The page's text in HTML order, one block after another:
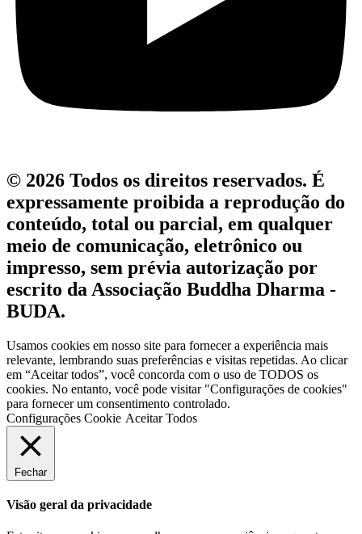
© 2026 Todos os direitos reservados. É
expressamente proibida a reprodução do
conteúdo, total ou parcial, em qualquer
meio de comunicação, eletrônico ou
impresso, sem prévia autorização por
escrito da Associação Buddha Dharma -
BUDA.
Usamos cookies em nosso site para fornecer a experiência mais
relevante, lembrando suas preferências e visitas repetidas. Ao clicar
em “Aceitar todos”, você concorda com o uso de TODOS os
cookies. No entanto, você pode visitar "Configurações de cookies"
para fornecer um consentimento controlado.
Configurações Cookie Aceitar Todos
Fechar
Visão geral da privacidade